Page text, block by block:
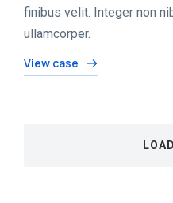
finibus velit. Integer non
ullamcorper.
View case